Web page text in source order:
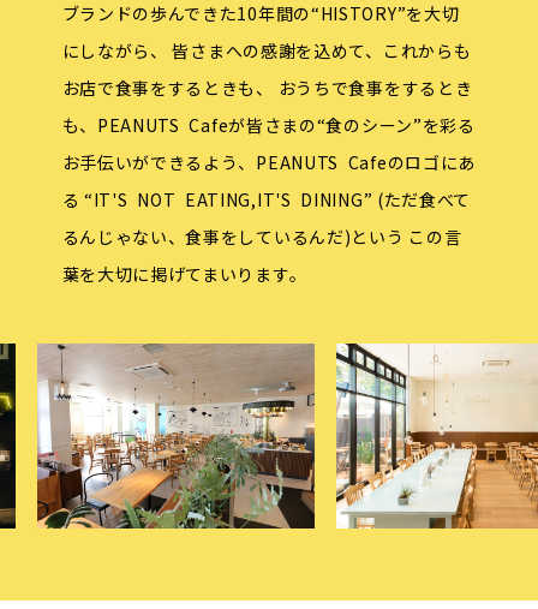
ブランドの歩んできた10年間の“HISTORY”を大切
にしながら、
皆さまへの感謝を込めて、これからも
お店で食事をするときも、
おうちで食事をするとき
も、PEANUTS Cafeが皆さまの“食のシーン”を彩る
お手伝いができるよう、PEANUTS Cafeのロゴにあ
る “IT'S NOT EATING,IT'S DINING” (ただ食べて
るんじゃない、食事をしているんだ)という この言
葉を大切に掲げてまいります。